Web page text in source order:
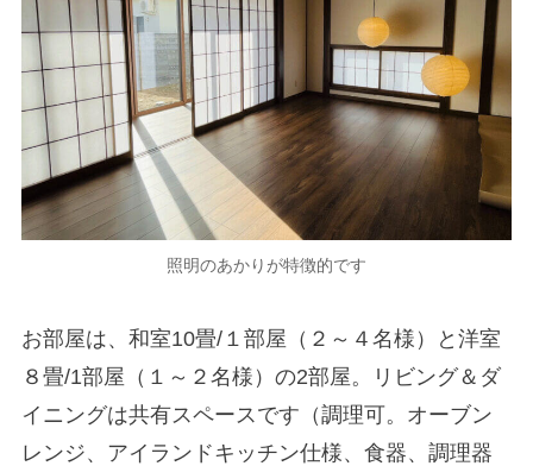
照明のあかりが特徴的です
お部屋は、和室10畳/１部屋（２～４名様）と洋室
８畳/1部屋（１～２名様）の2部屋。リビング＆ダ
イニングは共有スペースです（調理可。オーブン
レンジ、アイランドキッチン仕様、食器、調理器